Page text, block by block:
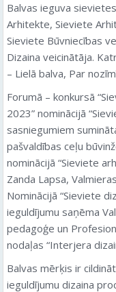
Balvas ieguva
Arhitekte, Sieviete
Sieviete Būvniecības
Dizaina veicinātāja.
– Lielā balva, Par
Forumā – konkursā
2023” nominācijā
sasniegumiem
pašvaldības ceļu
nominācijā “Sieviete
Zanda Lapsa,
Nominācijā “Sieviete
ieguldījumu saņēma
pedagoģe un
nodaļas “Interjera
Balvas mērķis ir
ieguldījumu dizaina